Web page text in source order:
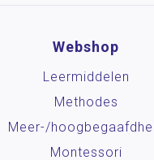
Webshop
Leermiddelen
Methodes
Meer-/
Montessori